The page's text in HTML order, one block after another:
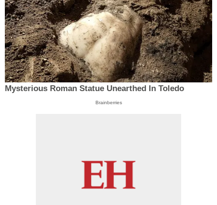
Mysterious Roman Statue Unearthed In Toledo
Brainberries